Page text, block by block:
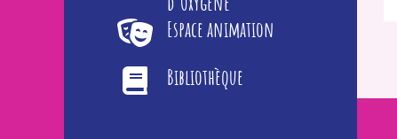
Espace animation
Bibliothèque